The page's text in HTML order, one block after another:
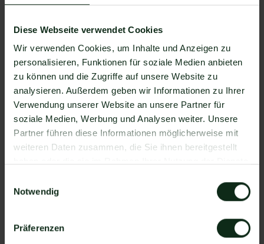
Diese Webseite verwendet Cookies
Wir verwenden Cookies, um Inhalte und Anzeigen zu
personalisieren, Funktionen für soziale Medien anbieten
zu können und die Zugriffe auf unsere Website zu
analysieren. Außerdem geben wir Informationen zu Ihrer
Verwendung unserer Website an unsere Partner für
soziale Medien, Werbung und Analysen weiter. Unsere
Partner führen diese Informationen möglicherweise mit
weiteren Daten zusammen, die Sie ihnen bereitgestellt
Notwendig
Präferenzen
Verfügung, die Sie mit WhatsApp verbinden
können. Darunter ist natürlich auch
ProAgentWebsites.com !
Da der Einrichtungsprozess der Integration je nach
dem Anbieter der WhatsApp API Schnittstelle
differenziert, gibt es keine allgemein gültige
Anleitung. Wir zeigen Ihnen im Folgenden, wie die
Einrichtung der Integration von
ProAgentWebsites.com und WhatsApp mit Mateo
funktioniert.
ProAgentWebsites.com und WhatsApp
ProAgentWebsites.com Account und Mateo